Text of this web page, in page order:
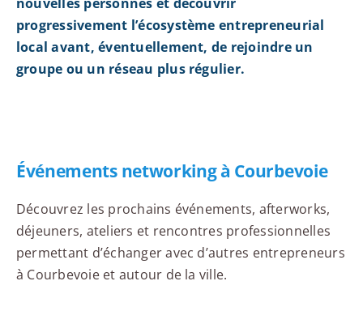
nouvelles personnes et découvrir
progressivement l’écosystème entrepreneurial
local avant, éventuellement, de rejoindre un
groupe ou un réseau plus régulier.
Événements networking à Courbevoie
Découvrez les prochains événements, afterworks,
déjeuners, ateliers et rencontres professionnelles
permettant d’échanger avec d’autres entrepreneurs
à Courbevoie et autour de la ville.